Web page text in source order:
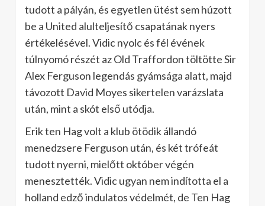
tudott a pályán, és egyetlen ütést sem húzott
be a United alulteljesítő csapatának nyers
értékelésével. Vidic nyolc és fél évének
túlnyomó részét az Old Traffordon töltötte Sir
Alex Ferguson legendás gyámsága alatt, majd
távozott David Moyes sikertelen varázslata
után, mint a skót első utódja.
Erik ten Hag volt a klub ötödik állandó
menedzsere Ferguson után, és két trófeát
tudott nyerni, mielőtt október végén
menesztették. Vidic ugyan nem indította el a
holland edző indulatos védelmét, de Ten Hag